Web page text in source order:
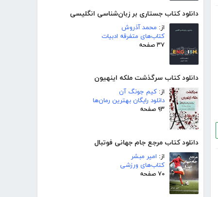
دانلود کتاب جستاری بر زبان‌شناسی انگلیسی
از: محمد آذروش
کتاب‌های متفرقه ادبیات
۳۷ صفحه
دانلود کتاب سرگذشت ملکه اینهیون
از: کیم جونگ آن
دانلود رایگان بهترین رمان‌ها
۹۳ صفحه
دانلود کتاب مرجع جام جهانی فوتبال
از: امیر مبشر
کتاب‌های ورزشی
۷۰ صفحه